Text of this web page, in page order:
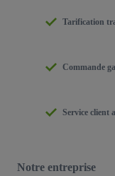
Tarification
Commande
Service client
Notre entreprise